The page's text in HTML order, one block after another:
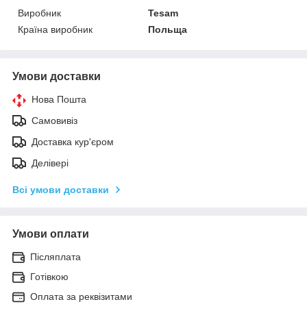
Виробник
Tesam
Країна виробник
Польща
Умови доставки
Нова Пошта
Самовивіз
Доставка кур'єром
Делівері
Всі умови доставки
Умови оплати
Післяплата
Готівкою
Оплата за реквізитами